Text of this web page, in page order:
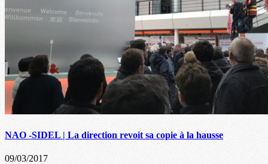
NAO -SIDEL | La direction revoit sa copie à la hausse
09/03/2017